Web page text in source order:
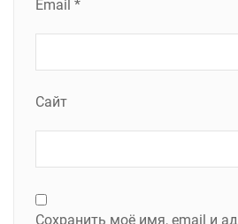
Email *
Сайт
Сохранить моё имя, email и